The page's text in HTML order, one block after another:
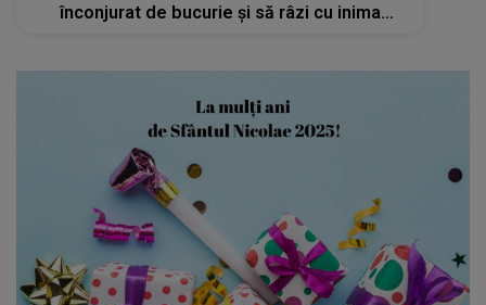
înconjurat de bucurie şi să râzi cu inima